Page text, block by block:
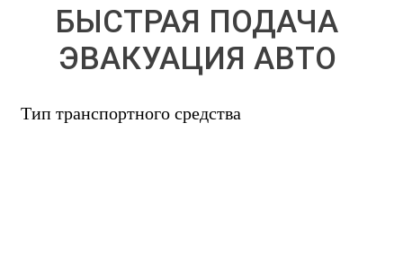
БЫСТРАЯ ПОДАЧА
ЭВАКУАЦИЯ АВТО
Тип транспортного средства